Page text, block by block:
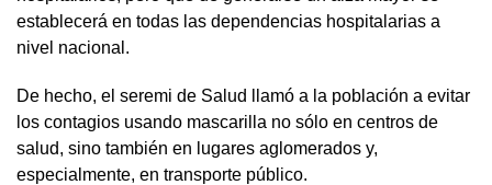
establecerá en todas las dependencias hospitalarias a
nivel nacional.
De hecho, el seremi de Salud llamó a la población a evitar
los contagios usando mascarilla no sólo en centros de
salud, sino también en lugares aglomerados y,
especialmente, en transporte público.